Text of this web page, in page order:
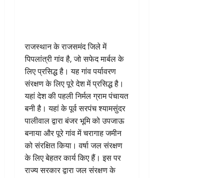
राजस्थान के राजसमंद जिले में
पिपलांत्री गांव है, जो सफेद मार्बल के
लिए प्रसिद्ध है। यह गांव पर्यावरण
संरक्षण के लिए पूरे देश में प्रसिद्ध है।
यहां देश की पहली निर्मल ग्राम पंचायत
बनी है। यहां के पूर्व सरपंच श्यामसुंदर
पालीवाल द्वारा बंजर भूमि को उपजाऊ
बनाया और पूरे गांव में चरागाह जमीन
को संरक्षित किया। वर्षा जल संरक्षण
के लिए बेहतर कार्य किए हैं। इस पर
राज्य सरकार द्वारा जल संरक्षण के